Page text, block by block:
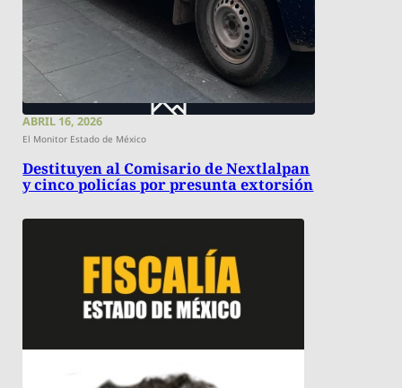
ABRIL 16, 2026
El Monitor Estado de México
Destituyen al Comisario de Nextlalpan
y cinco policías por presunta extorsión